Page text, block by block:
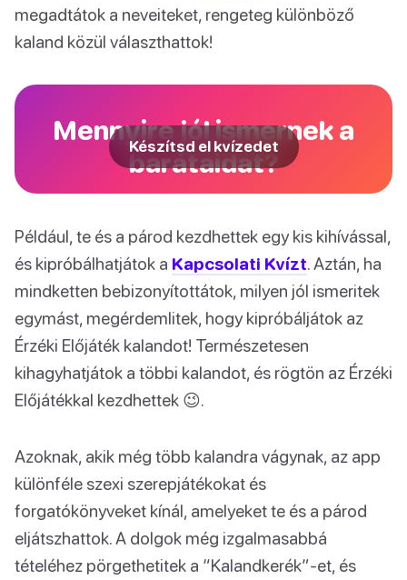
megadtátok a neveiteket, rengeteg különböző
kaland közül választhattok!
Mennyire jól ismernek a
barátaidat?
Készítsd el kvízedet
Például, te és a párod kezdhettek egy kis kihívással,
és kipróbálhatjátok a Kapcsolati Kvízt. Aztán, ha
mindketten bebizonyítottátok, milyen jól ismeritek
egymást, megérdemlitek, hogy kipróbáljátok az
Érzéki Előjáték kalandot! Természetesen
kihagyhatjátok a többi kalandot, és rögtön az Érzéki
Előjátékkal kezdhettek 😉.
Azoknak, akik még több kalandra vágynak, az app
különféle szexi szerepjátékokat és
forgatókönyveket kínál, amelyeket te és a párod
eljátszhattok. A dolgok még izgalmasabbá
tételéhez pörgethetitek a “Kalandkerék”-et, és